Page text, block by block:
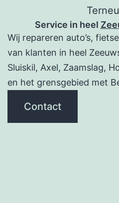
Service in heel
Wij repareren auto’s,
van klanten in heel
Sluiskil, Axel, Zaamslag,
en het grensgebied met
Contact